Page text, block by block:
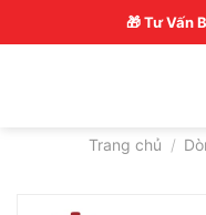
to
Trang chủ /
🎁 Tư Vấn